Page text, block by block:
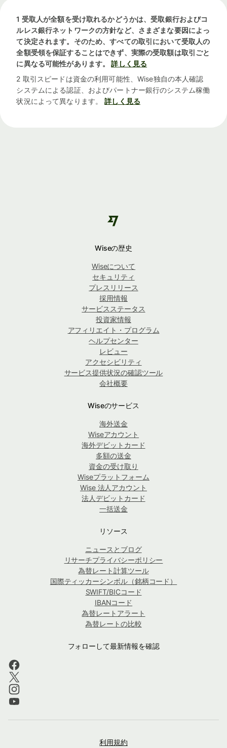
1 受取人が全額を受け取れるかどうかは、受取銀行およびコ
ルレス銀行ネットワークの方針など、さまざまな要因によっ
て決定されます。そのため、すべての取引において受取人の
全額受領を保証することはできず、実際の受取額は取引ごと
に異なる可能性があります。
詳しく見る
2 取引スピードは資金の利用可能性、Wise独自の本人確認
システムによる認証、およびパートナー銀行のシステム稼働
状況によって異なります。
詳しく見る
Wiseの歴史
Wiseについて
セキュリティ
プレスリリース
採用情報
サービスステータス
投資家情報
アフィリエイト・プログラム
ヘルプセンター
レビュー
アクセシビリティ
サービス提供状況の確認ツール
会社概要
Wiseのサービス
海外送金
Wiseアカウント
海外デビットカード
多額の送金
資金の受け取り
Wiseプラットフォーム
Wise 法人アカウント
法人デビットカード
一括送金
リソース
ニュースとブログ
リサーチプライバシーポリシー
為替レート計算ツール
国際ティッカーシンボル（銘柄コード）
SWIFT/BICコード
IBANコード
為替レートアラート
為替レートの比較
フォローして最新情報を確認
利用規約